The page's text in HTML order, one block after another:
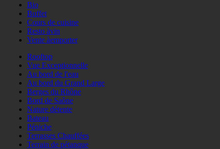
Bio
Buffet
Cours de cuisine
Resto àvin
Vente àemporter
Rooftop
Vue Exceptionnelle
Au bord de l'eau
Au bord du Grand Large
Berges du Rhône
Bord de Saône
Nature détente
Bateau
Péniche
Terrasses Chauffées
Terrain de pétanque